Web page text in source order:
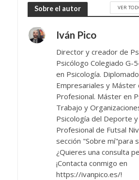
Sobre el autor VER
Iván Pico
Director y creador de
Psicólogo Colegiado G-
en Psicología.
Empresariales y Máster
Profesional. Máster en
Trabajo y
Psicología del Deporte
Profesional de Futsal
sección "Sobre mí"para
¿Quieres una consulta
¡Contacta conmigo en
https://ivanpico.es/!